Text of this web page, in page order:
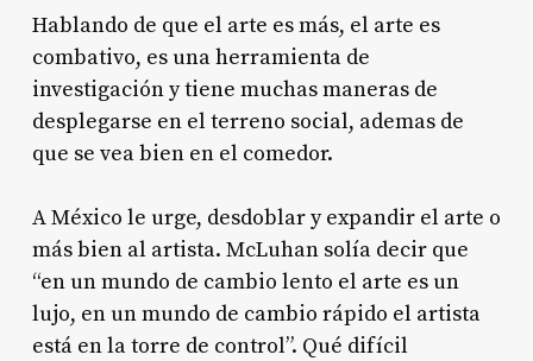
Hablando de que el arte es más, el arte es
combativo, es una herramienta de
investigación y tiene muchas maneras de
desplegarse en el terreno social, ademas de
que se vea bien en el comedor.
A México le urge, desdoblar y expandir el arte o
más bien al artista. McLuhan solía decir que
“en un mundo de cambio lento el arte es un
lujo, en un mundo de cambio rápido el artista
está en la torre de control”. Qué difícil